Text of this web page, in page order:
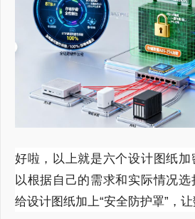
好啦，以上就是六个设计图纸
以根据自己的需求和实际情况选
给设计图纸加上“安全防护罩”，